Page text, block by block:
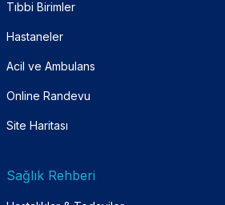
Tıbbi Birimler
Hastaneler
Acil ve Ambulans
Online Randevu
Site Haritası
Sağlık Rehberi